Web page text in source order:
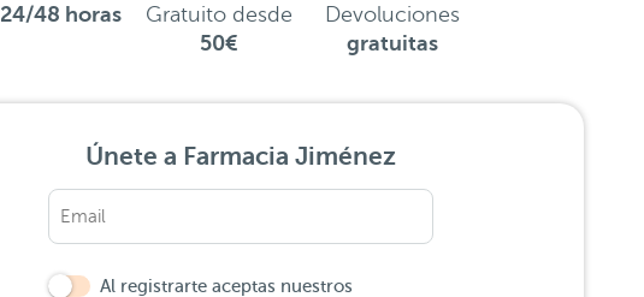
24/48 horas
Gratuito desde
50€
Devoluciones
gratuitas
Únete a Farmacia Jiménez
Al registrarte aceptas nuestros